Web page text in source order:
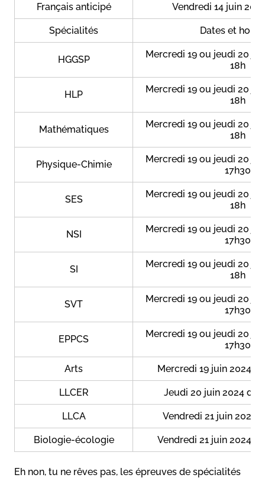
Français anticipé Vendredi 14 juin
Spécialités Dates et
HGGSP
Mercredi 19 ou jeudi 20
18h
HLP
Mercredi 19 ou jeudi 20
18h
Mathématiques
Mercredi 19 ou jeudi 20
18h
Physique-Chimie
Mercredi 19 ou jeudi 20
17h30
SES
Mercredi 19 ou jeudi 20
18h
NSI
Mercredi 19 ou jeudi 20
17h30
SI
Mercredi 19 ou jeudi 20
18h
SVT
Mercredi 19 ou jeudi 20
17h30
EPPCS
Mercredi 19 ou jeudi 20
17h30
Arts Mercredi 19 juin 2024
LLCER Jeudi 20 juin 2024 de
LLCA Vendredi 21 juin 2024
Biologie-écologie Vendredi 21 juin 2024
Eh non, tu ne rêves pas, les épreuves de spécialités